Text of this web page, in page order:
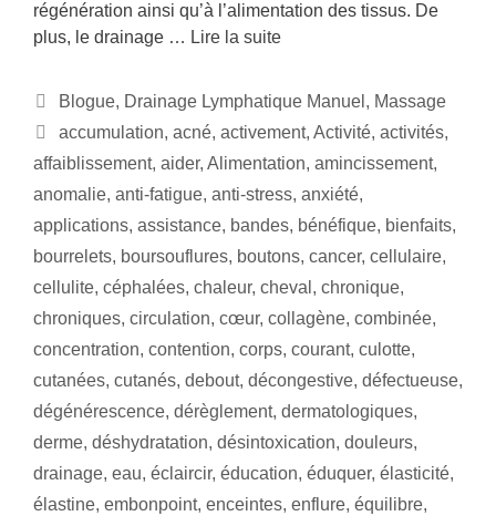
régénération ainsi qu’à l’alimentation des tissus. De
plus, le drainage … Lire la suite
Blogue, Drainage Lymphatique Manuel , Massage
accumulation, acné, activement, Activité, activités,
affaiblissement, aider, Alimentation, amincissement,
anomalie, anti-fatigue, anti-stress, anxiété,
applications, assistance, bandes, bénéfique, bienfaits,
bourrelets, boursouflures, boutons, cancer, cellulaire,
cellulite, céphalées, chaleur, cheval , chronique,
chroniques, circulation, cœur, collagène, combinée,
concentration, contention, corps, courant, culotte,
cutanées, cutanés, debout, décongestive, défectueuse,
dégénérescence, dérèglement, dermatologiques,
derme, déshydratation, désintoxication, douleurs,
drainage, eau, éclaircir, éducation, éduquer, élasticité,
élastine, embonpoint, enceintes, enflure, équilibre,